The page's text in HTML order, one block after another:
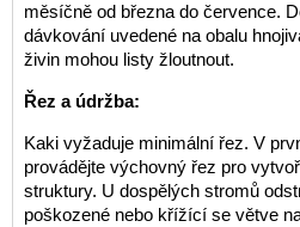
měsíčně od března do července.
dávkování uvedené na obalu
živin mohou listy žloutnout.
Řez a údržba:
Kaki vyžaduje minimální řez. V
provádějte výchovný řez pro
struktury. U dospělých stromů
poškozené nebo křížící se větve